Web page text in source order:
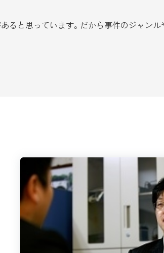
ると思っています。だから事件のジャン